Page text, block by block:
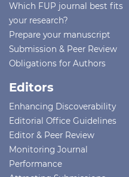
Which FUP journal best fits
your research?
Prepare your manuscript
Submission & Peer Review
Obligations for Authors
Editors
Enhancing Discoverability
Editorial Office Guidelines
Editor & Peer Review
Monitoring Journal
Performance